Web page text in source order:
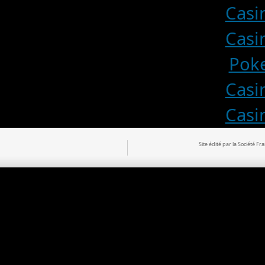
Site édité par la Société